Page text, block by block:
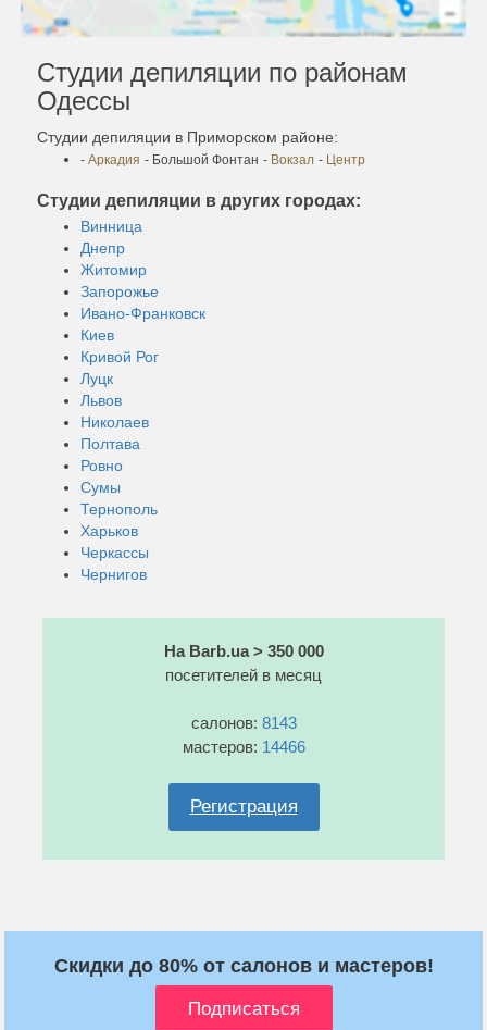
Студии депиляции по районам
Одессы
Студии депиляции в Приморском районе:
- Аркадия - Большой Фонтан - Вокзал - Центр
Студии депиляции в других городах:
Винница
Днепр
Житомир
Запорожье
Ивано-Франковск
Киев
Кривой Рог
Луцк
Львов
Николаев
Полтава
Ровно
Сумы
Тернополь
Харьков
Черкассы
Чернигов
На Barb.ua > 350 000
посетителей в месяц
салонов: 8143
мастеров: 14466
Регистрация
Скидки до 80% от салонов и мастеров!